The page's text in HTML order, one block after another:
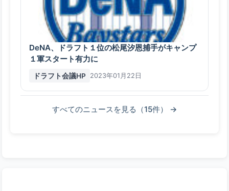
DeNA、ドラフト１位の松尾汐恩捕手がキャンプ
１軍スタート有力に
ドラフト会議HP 2023年01月22日
すべてのニュースを見る（15件） →